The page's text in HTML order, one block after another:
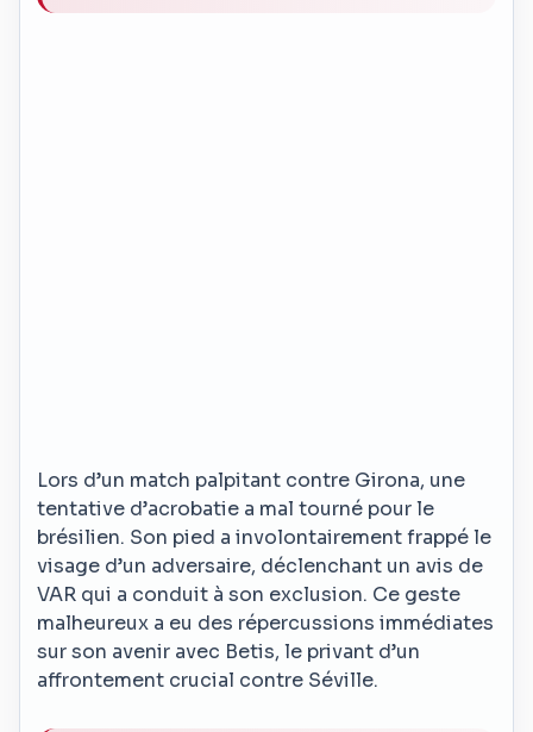
Lors d’un match palpitant contre Girona, une
tentative d’acrobatie a mal tourné pour le
brésilien. Son pied a involontairement frappé le
visage d’un adversaire, déclenchant un avis de
VAR qui a conduit à son exclusion. Ce geste
malheureux a eu des répercussions immédiates
sur son avenir avec Betis, le privant d’un
affrontement crucial contre Séville.